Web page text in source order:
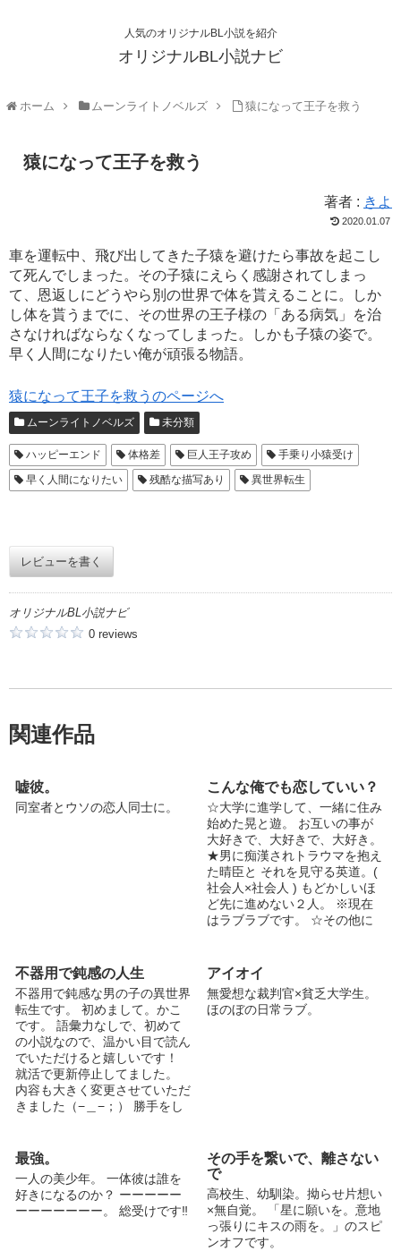
人気のオリジナルBL小説を紹介
オリジナルBL小説ナビ
ホーム ムーンライトノベルズ 猿になって王子を救う
猿になって王子を救う
著者 : きよ
2020.01.07
車を運転中、飛び出してきた子猿を避けたら事故を起こし
て死んでしまった。その子猿にえらく感謝されてしまっ
て、恩返しにどうやら別の世界で体を貰えることに。しか
し体を貰うまでに、その世界の王子様の「ある病気」を治
さなければならなくなってしまった。しかも子猿の姿で。
早く人間になりたい俺が頑張る物語。
猿になって王子を救うのページへ
ムーンライトノベルズ 未分類
ハッピーエンド 体格差 巨人王子攻め
手乗り小猿受け
早く人間になりたい
残酷な描写あり 異世界転生
レビューを書く
オリジナルBL小説ナビ
0 reviews
関連作品
嘘彼。
同室者とウソの恋人同士に。
こんな俺でも恋していい？
☆大学に進学して、一緒に住み
始めた晃と遊。 お互いの事が
大好きで、大好きで、大好き。
★男に痴漢されトラウマを抱え
た晴臣と それを見守る英道。(
社会人×社会人 ) もどかしいほ
ど先に進めない２人。 ※現在
はラブラブです。 ☆その他に
男子など。 ラブラブ、ハッピ
ーエンド多めです♪ Ｒ18表現あ
り。ご注意ください。 ホーム
ページにて、こんな俺でも･･･
ね♪ 泣いて喜びます｡･ﾟ･(ﾉ
∀`)･ﾟ･｡
https://twitter.com/momonosuk
e24289
不器用で鈍感の人生
不器用で鈍感な男の子の異世界
転生です。 初めまして。かこ
です。 語彙力なしで、初めて
の小説なので、温かい目で読ん
でいただけると嬉しいです！
就活で更新停止してました。
内容も大きく変更させていただ
きました（−＿−；） 勝手をし
アイオイ
無愛想な裁判官×貧乏大学生。
ほのぼの日常ラブ。
最強。
一人の美少年。 一体彼は誰を
好きになるのか？ ーーーーー
ーーーーーーー。 総受けです‼︎
その手を繋いで、離さない
で
高校生、幼馴染。拗らせ片想い
×無自覚。 「星に願いを。意地
っ張りにキスの雨を。」のスピ
ンオフです。